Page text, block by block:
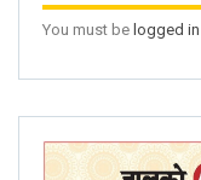
You must be logged in